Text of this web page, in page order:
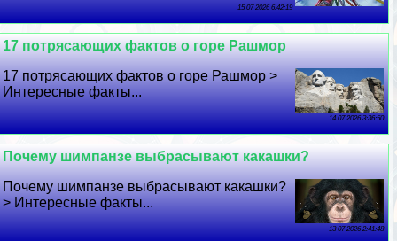
15 07 2026 6:42:19
17 потрясающих фактов о горе Рашмор
17 потрясающих фактов о горе Рашмор >
Интересные факты...
14 07 2026 3:36:50
Почему шимпанзе выбрасывают какашки?
Почему шимпанзе выбрасывают какашки?
> Интересные факты...
13 07 2026 2:41:48